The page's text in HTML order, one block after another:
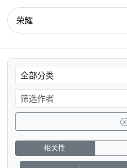
相关性